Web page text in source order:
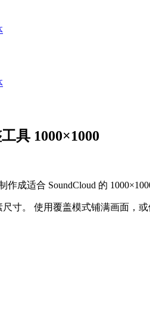
具 1000×1000
作成适合 SoundCloud 的
寸。 使用覆盖模式铺满画面，